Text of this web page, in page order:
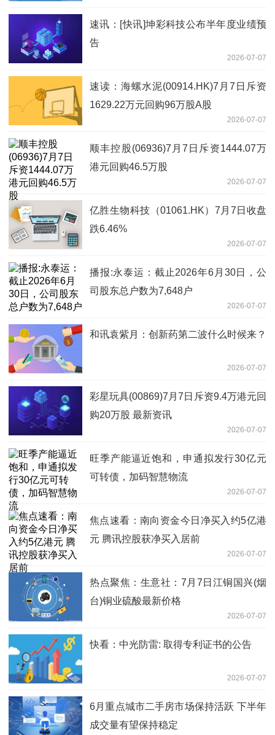
速讯：[快讯]坤彩科技公布半年度业绩预
告
2026-07-07
速读：海螺水泥(00914.HK)7月7日斥资
1629.22万元回购96万股A股
2026-07-07
顺丰控股(06936)7月7日斥资1444.07万
港元回购46.5万股
2026-07-07
亿胜生物科技（01061.HK）7月7日收盘
跌6.46%
2026-07-07
播报:永泰运：截止2026年6月30日，公
司股东总户数为7,648户
2026-07-07
和讯袁紫月：创新药第二波什么时候来？
2026-07-07
彩星玩具(00869)7月7日斥资9.4万港元回
购20万股 最新资讯
2026-07-07
旺季产能逼近饱和，申通拟发行30亿元
可转债，加码智慧物流
2026-07-07
焦点速看：南向资金今日净买入约5亿港
元 腾讯控股获净买入居前
2026-07-07
热点聚焦：生意社：7月7日江铜国兴(烟
台)铜业硫酸最新价格
2026-07-07
快看：中光防雷: 取得专利证书的公告
2026-07-07
6月重点城市二手房市场保持活跃 下半年
成交量有望保持稳定